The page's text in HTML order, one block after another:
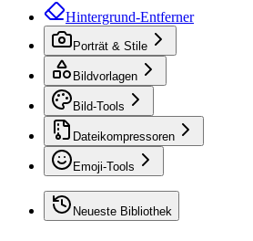
Hintergrund-Entferner
Porträt & Stile
Bildvorlagen
Bild-Tools
Dateikompressoren
Emoji-Tools
Neueste Bibliothek